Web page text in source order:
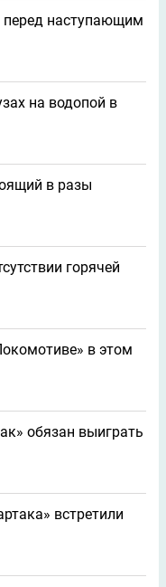
перед наступающим
на водопой в
в разы
горячей
в этом
обязан выиграть
встретили